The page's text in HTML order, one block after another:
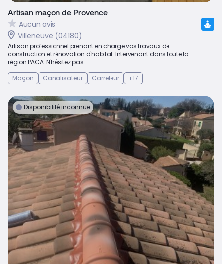
Artisan maçon de Provence
Aucun avis
Villeneuve (04180)
Artisan professionnel prenant en charge vos travaux de
construction et rénovation d'habitat. Intervenant dans toute la
région PACA. N'hésitez pas...
Maçon
Canalisateur Carreleur +17
Disponibilité inconnue